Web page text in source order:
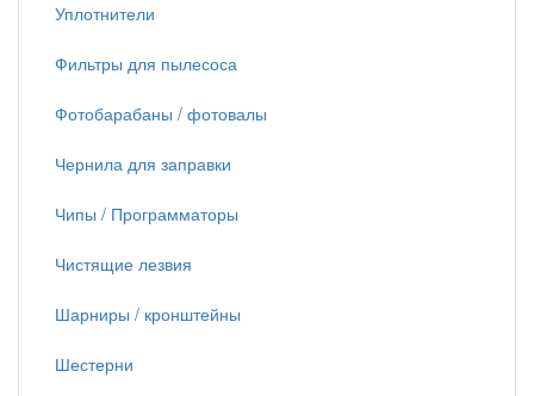
Уплотнители
Фильтры для пылесоса
Фотобарабаны / фотовалы
Чернила для заправки
Чипы / Программаторы
Чистящие лезвия
Шарниры / кронштейны
Шестерни